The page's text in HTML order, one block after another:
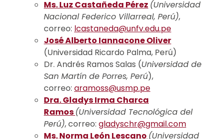
Ms. Luz Castañeda Pérez (Universidad
Nacional Federico Villarreal, Perú),
correo: lcastaneda@unfv.edu.pe
José Alberto Iannacone Oliver
(Universidad Ricardo Palma, Perú)
Dr. Andrés Ramos Salas (Universidad de
San Martín de Porres, Perú),
correo: aramoss@usmp.pe
Dra. Gladys Irma Charca
Ramos(Universidad Tecnológica del
Perú), correo: gladyschr@gmail.com
Ms. Norma León Lescano (Universidad